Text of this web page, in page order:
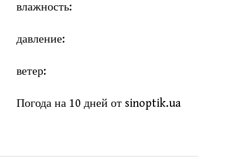
влажность:
давление:
ветер:
Погода на 10 дней от sinoptik.ua